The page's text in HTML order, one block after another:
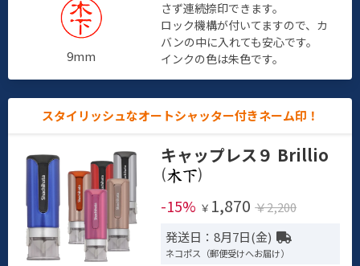
9mm
さず連続捺印できます。
ロック機構が付いてますので、カ
バンの中に入れても安心です。
インクの色は朱色です。
スタイリッシュなオートシャッター付きネーム印！
キャップレス９ Brillio
(
)
-15% ￥ 1,870 ￥2,200
発送日：8月7日(金)
ネコポス（郵便受けへお届け）